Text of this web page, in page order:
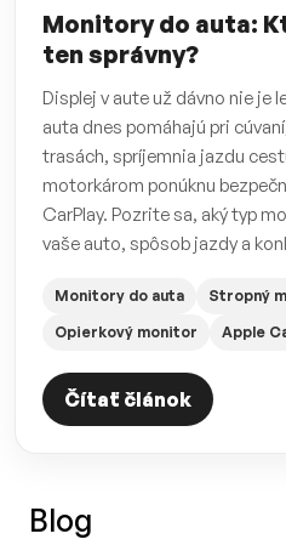
Monitory do auta:
ten správny?
Displej v aute už dávno nie je
auta dnes pomáhajú pri
trasách, spríjemnia jazdu
motorkárom ponúknu
CarPlay. Pozrite sa, aký typ
vaše auto, spôsob jazdy a
Monitory do auta
Stropný
Opierkový monitor
Apple
Čítať článok
Blog